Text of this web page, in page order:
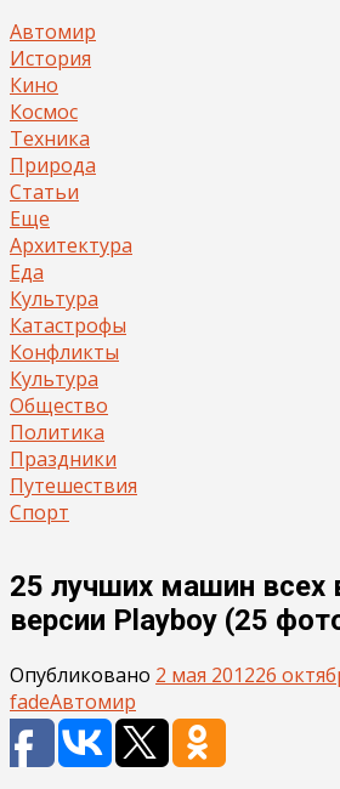
Автомир
История
Кино
Космос
Техника
Природа
Статьи
Еще
Архитектура
Еда
Культура
Катастрофы
Конфликты
Культура
Общество
Политика
Праздники
Путешествия
Спорт
25 лучших машин всех
версии Playboy (25
Опубликовано 2 мая 201226
fadeАвтомир